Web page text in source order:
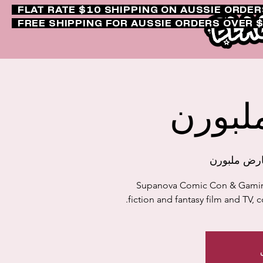
FLAT RATE $10 SHIPPING ON AUSSIE
FREE SHIPPING FOR AUSSIE ORDERS OVER
ملبورن
Supanova Comic Con &
fiction and fantasy film and TV,